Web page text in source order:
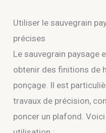
Utiliser le sauvegrain
précises
Le sauvegrain paysage
obtenir des finitions de
ponçage. Il est
travaux de précision,
poncer un plafond.